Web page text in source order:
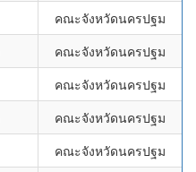
คณะจังหวัดนครปฐม
คณะจังหวัดนครปฐม
คณะจังหวัดนครปฐม
คณะจังหวัดนครปฐม
คณะจังหวัดนครปฐม